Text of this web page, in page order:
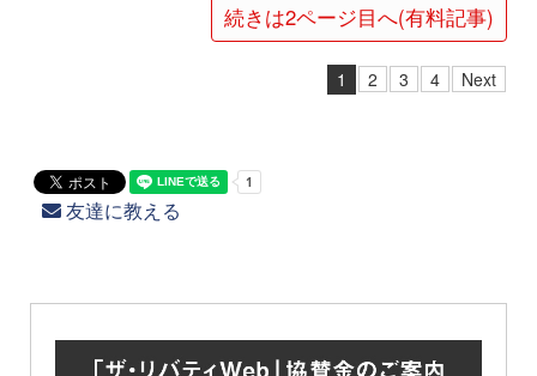
続きは2ページ目へ(有料記事)
1 2 3 4 Next
友達に教える